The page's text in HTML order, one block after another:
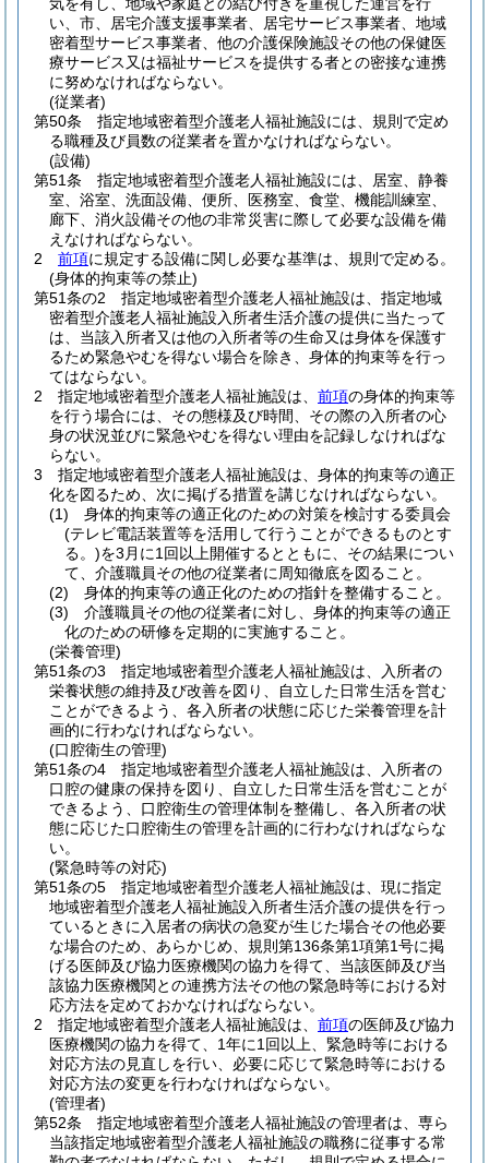
い、市、居宅介護支援事業者、居宅サービス事業者、地域
密着型サービス事業者、他の介護保険施設その他の保健医
療サービス又は福祉サービスを提供する者との密接な連携
に努めなければならない。
(従業者)
第50条
指定地域密着型介護老人福祉施設には、規則で定め
る職種及び員数の従業者を置かなければならない。
(設備)
第51条
指定地域密着型介護老人福祉施設には、居室、静養
室、浴室、洗面設備、便所、医務室、食堂、機能訓練室、
廊下、消火設備その他の非常災害に際して必要な設備を備
えなければならない。
2
前項に規定する設備に関し必要な基準は、規則で定める。
(身体的拘束等の禁止)
第51条の2
指定地域密着型介護老人福祉施設は、指定地域
密着型介護老人福祉施設入所者生活介護の提供に当たって
は、当該入所者又は他の入所者等の生命又は身体を保護す
るため緊急やむを得ない場合を除き、身体的拘束等を行っ
てはならない。
2
指定地域密着型介護老人福祉施設は、 前項の身体的拘束等
を行う場合には、その態様及び時間、その際の入所者の心
身の状況並びに緊急やむを得ない理由を記録しなければな
らない。
3
指定地域密着型介護老人福祉施設は、身体的拘束等の適正
化を図るため、次に掲げる措置を講じなければならない。
(1)
身体的拘束等の適正化のための対策を検討する委員会
(テレビ電話装置等を活用して行うことができるものとす
る。)を3月に1回以上開催するとともに、その結果につい
て、介護職員その他の従業者に周知徹底を図ること。
(2)
身体的拘束等の適正化のための指針を整備すること。
(3)
介護職員その他の従業者に対し、身体的拘束等の適正
化のための研修を定期的に実施すること。
(栄養管理)
第51条の3
指定地域密着型介護老人福祉施設は、入所者の
栄養状態の維持及び改善を図り、自立した日常生活を営む
ことができるよう、各入所者の状態に応じた栄養管理を計
画的に行わなければならない。
(口腔衛生の管理)
第51条の4
指定地域密着型介護老人福祉施設は、入所者の
口腔の健康の保持を図り、自立した日常生活を営むことが
できるよう、口腔衛生の管理体制を整備し、各入所者の状
態に応じた口腔衛生の管理を計画的に行わなければならな
い。
(緊急時等の対応)
第51条の5
指定地域密着型介護老人福祉施設は、現に指定
地域密着型介護老人福祉施設入所者生活介護の提供を行っ
ているときに入居者の病状の急変が生じた場合その他必要
な場合のため、あらかじめ、規則第136条第1項第1号に掲
げる医師及び協力医療機関の協力を得て、当該医師及び当
該協力医療機関との連携方法その他の緊急時等における対
応方法を定めておかなければならない。
2
指定地域密着型介護老人福祉施設は、 前項の医師及び協力
医療機関の協力を得て、1年に1回以上、緊急時等における
対応方法の見直しを行い、必要に応じて緊急時等における
対応方法の変更を行わなければならない。
(管理者)
第52条
指定地域密着型介護老人福祉施設の管理者は、専ら
当該指定地域密着型介護老人福祉施設の職務に従事する常